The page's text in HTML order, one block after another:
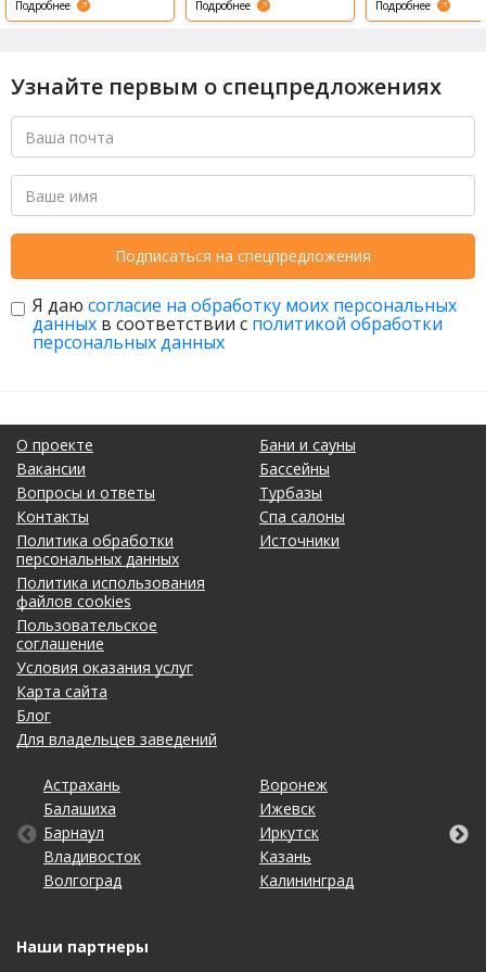
Подробнее
Подробнее
Подробнее
Узнайте первым о спецпредложениях
Подписаться на спецпредложения
Я даю согласие на обработку моих персональных
данных в соответствии с политикой обработки
персональных данных
О проекте
Вакансии
Вопросы и ответы
Контакты
Политика обработки
персональных данных
Политика использования
файлов cookies
Пользовательское
соглашение
Условия оказания услуг
Карта сайта
Блог
Для владельцев заведений
Бани и сауны
Бассейны
Турбазы
Спа салоны
Источники
Астрахань
Балашиха
Барнаул
Владивосток
Волгоград
Воронеж
Ижевск
Иркутск
Казань
Калининград
Кемерово
Киров
Краснодар
Красноярск
Липецк
Махачкала
Москва
Набережные Челны
Нижний Новгород
Новосибирск
Омск
Оренбург
Пенза
Пермь
Ростов-на-Дону
Рязань
Самара
Санкт-Петербург
Саратов
Ставрополь
Тольятти
Томск
Тула
Тюмень
Ульяновск
Уфа
Хабаровск
Чебоксары
Челябинск
Ярославль
Наши партнеры